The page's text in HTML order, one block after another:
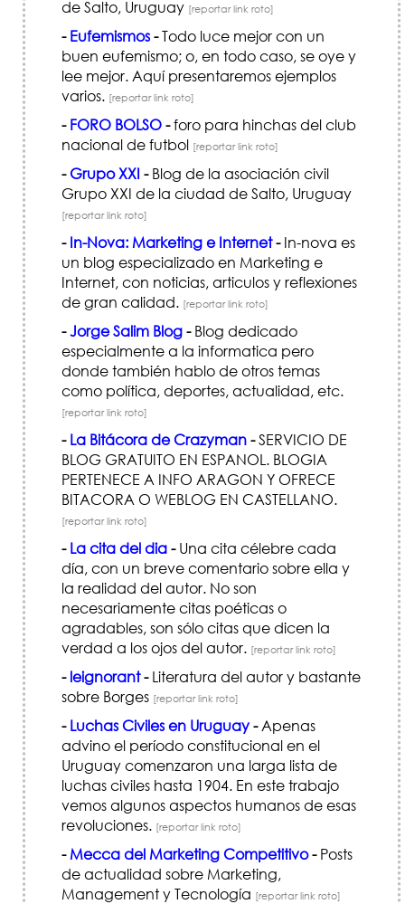
de Salto, Uruguay [reportar link roto]
- Eufemismos-Todo luce mejor con un
buen eufemismo; o, en todo caso, se oye y
lee mejor. Aquí presentaremos ejemplos
varios. [reportar link roto]
- FORO BOLSO-foro para hinchas del club
nacional de futbol [reportar link roto]
- Grupo XXI -Blog de la asociación civil
Grupo XXI de la ciudad de Salto, Uruguay
[reportar link roto]
- In-Nova: Marketing e Internet-In-nova es
un blog especializado en Marketing e
Internet, con noticias, articulos y reflexiones
de gran calidad. [reportar link roto]
-Jorge Salim Blog-Blog dedicado
especialmente a la informatica pero
donde también hablo de otros temas
como política, deportes, actualidad, etc.
[reportar link roto]
- La Bitácora de Crazyman-SERVICIO DE
BLOG GRATUITO EN ESPANOL. BLOGIA
PERTENECE A INFO ARAGON Y OFRECE
BITACORA O WEBLOG EN CASTELLANO.
[reportar link roto]
- La cita del dia-Una cita célebre cada
día, con un breve comentario sobre ella y
la realidad del autor. No son
necesariamente citas poéticas o
agradables, son sólo citas que dicen la
verdad a los ojos del autor. [reportar link roto]
- leignorant-Literatura del autor y bastante
sobre Borges [reportar link roto]
- Luchas Civiles en Uruguay-Apenas
advino el período constitucional en el
Uruguay comenzaron una larga lista de
luchas civiles hasta 1904. En este trabajo
vemos algunos aspectos humanos de esas
revoluciones. [reportar link roto]
- Mecca del Marketing Competitivo-Posts
de actualidad sobre Marketing,
Management y Tecnología [reportar link roto]